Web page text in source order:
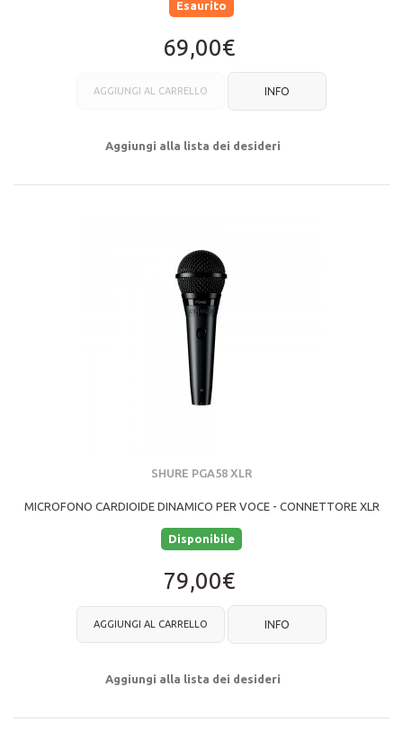
Esaurito
69,00€
AGGIUNGI AL CARRELLO INFO
Aggiungi alla lista dei desideri
SHURE PGA58 XLR
MICROFONO CARDIOIDE DINAMICO PER VOCE - CONNETTORE XLR
Disponibile
79,00€
AGGIUNGI AL CARRELLO INFO
Aggiungi alla lista dei desideri